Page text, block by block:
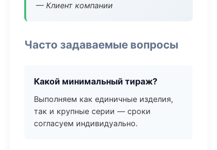
— Клиент компании
Часто задаваемые вопросы
Какой минимальный тираж?
Выполняем как единичные изделия,
так и крупные серии — сроки
согласуем индивидуально.